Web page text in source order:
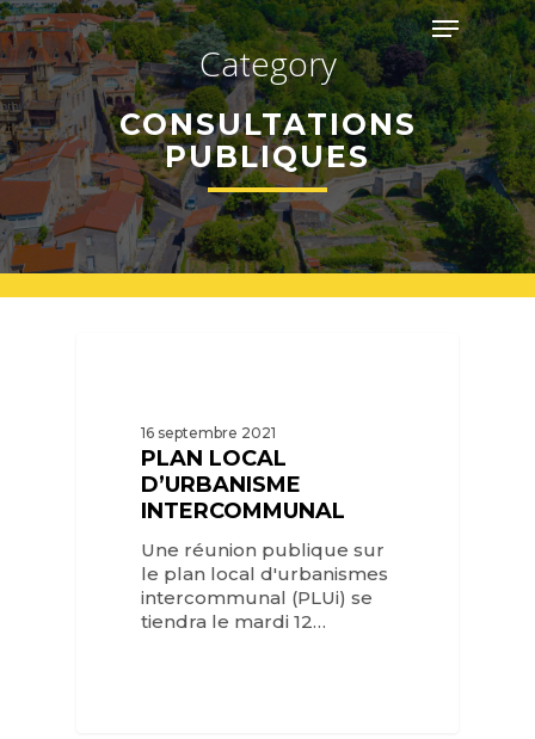
Skip
to
main
content
Menu
Category
CONSULTATIONS
PUBLIQUES
16 septembre 2021
PLAN LOCAL
D’URBANISME
INTERCOMMUNAL
Une réunion publique sur
le plan local d'urbanismes
intercommunal (PLUi) se
tiendra le mardi 12…
Close
Menu